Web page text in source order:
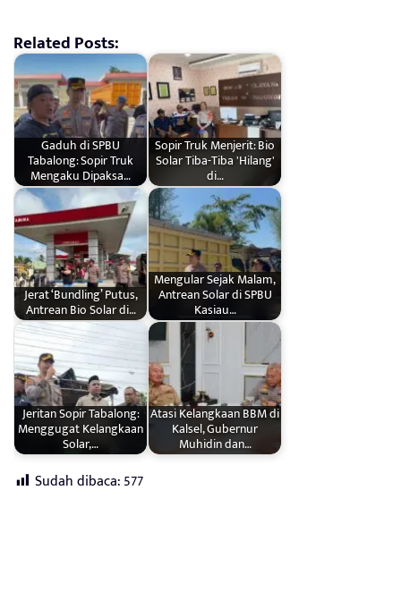
Related Posts:
Gaduh di SPBU
Tabalong: Sopir Truk
Mengaku Dipaksa…
Sopir Truk Menjerit: Bio
Solar Tiba-Tiba 'Hilang'
di…
Jerat ‘Bundling’ Putus,
Antrean Bio Solar di…
Mengular Sejak Malam,
Antrean Solar di SPBU
Kasiau…
Jeritan Sopir Tabalong:
Menggugat Kelangkaan
Solar,…
Atasi Kelangkaan BBM di
Kalsel, Gubernur
Muhidin dan…
Sudah dibaca:577